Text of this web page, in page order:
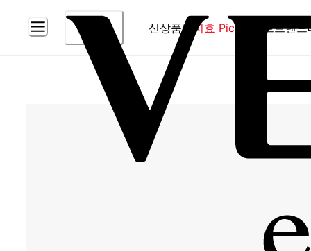
신상품홈 지효 Pick 베스트브랜드